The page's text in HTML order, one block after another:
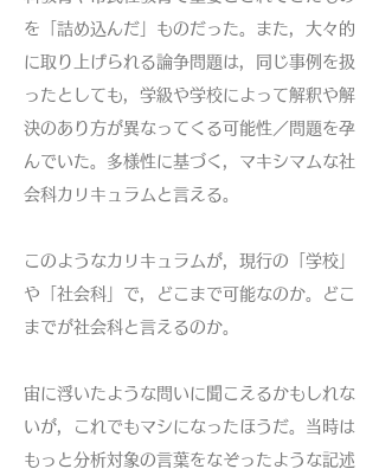
を「詰め込んだ」ものだった。また，大々的
に取り上げられる論争問題は，同じ事例を扱
ったとしても，学級や学校によって解釈や解
決のあり方が異なってくる可能性／問題を孕
んでいた。多様性に基づく，マキシマムな社
会科カリキュラムと言える。
このようなカリキュラムが，現行の「学校」
や「社会科」で，どこまで可能なのか。どこ
までが社会科と言えるのか。
宙に浮いたような問いに聞こえるかもしれな
いが，これでもマシになったほうだ。当時は
もっと分析対象の言葉をなぞったような記述